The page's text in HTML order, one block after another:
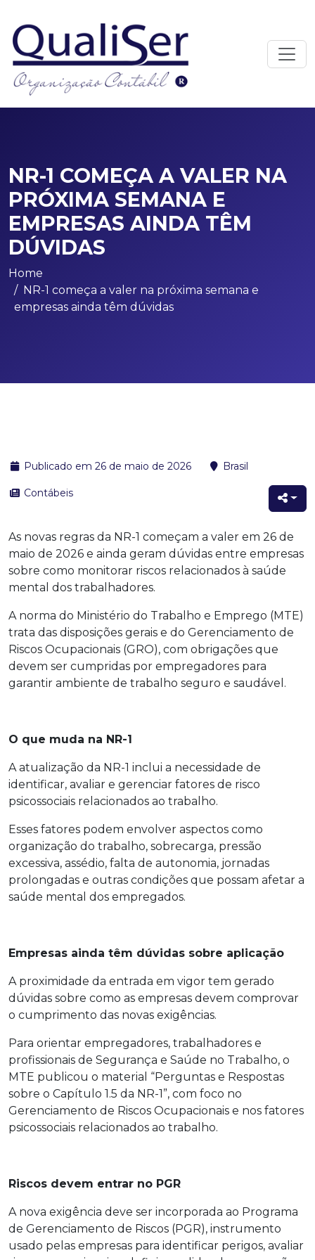
NR-1 COMEÇA A VALER NA
PRÓXIMA SEMANA E
EMPRESAS AINDA TÊM
DÚVIDAS
Home
NR-1 começa a valer na próxima semana e
empresas ainda têm dúvidas
Publicado em 26 de maio de 2026 Brasil
Contábeis
As novas regras da NR-1 começam a valer em 26 de
maio de 2026 e ainda geram dúvidas entre empresas
sobre como monitorar riscos relacionados à saúde
mental dos trabalhadores.
A norma do Ministério do Trabalho e Emprego (MTE)
trata das disposições gerais e do Gerenciamento de
Riscos Ocupacionais (GRO), com obrigações que
devem ser cumpridas por empregadores para
garantir ambiente de trabalho seguro e saudável.
O que muda na NR-1
A atualização da NR-1 inclui a necessidade de
identificar, avaliar e gerenciar fatores de risco
psicossociais relacionados ao trabalho.
Esses fatores podem envolver aspectos como
organização do trabalho, sobrecarga, pressão
excessiva, assédio, falta de autonomia, jornadas
prolongadas e outras condições que possam afetar a
saúde mental dos empregados.
Empresas ainda têm dúvidas sobre aplicação
A proximidade da entrada em vigor tem gerado
dúvidas sobre como as empresas devem comprovar
o cumprimento das novas exigências.
Para orientar empregadores, trabalhadores e
profissionais de Segurança e Saúde no Trabalho, o
MTE publicou o material “Perguntas e Respostas
sobre o Capítulo 1.5 da NR-1”, com foco no
Gerenciamento de Riscos Ocupacionais e nos fatores
psicossociais relacionados ao trabalho.
Riscos devem entrar no PGR
A nova exigência deve ser incorporada ao Programa
de Gerenciamento de Riscos (PGR), instrumento
usado pelas empresas para identificar perigos, avaliar